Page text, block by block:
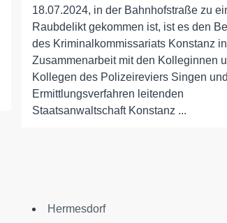
18.07.2024, in der Bahnhofstraße zu
Raubdelikt gekommen ist, ist es den
des Kriminalkommissariats Konstanz
Zusammenarbeit mit den Kolleginnen
Kollegen des Polizeireviers Singen
Ermittlungsverfahren leitenden
Staatsanwaltschaft Konstanz ...
Hermesdorf